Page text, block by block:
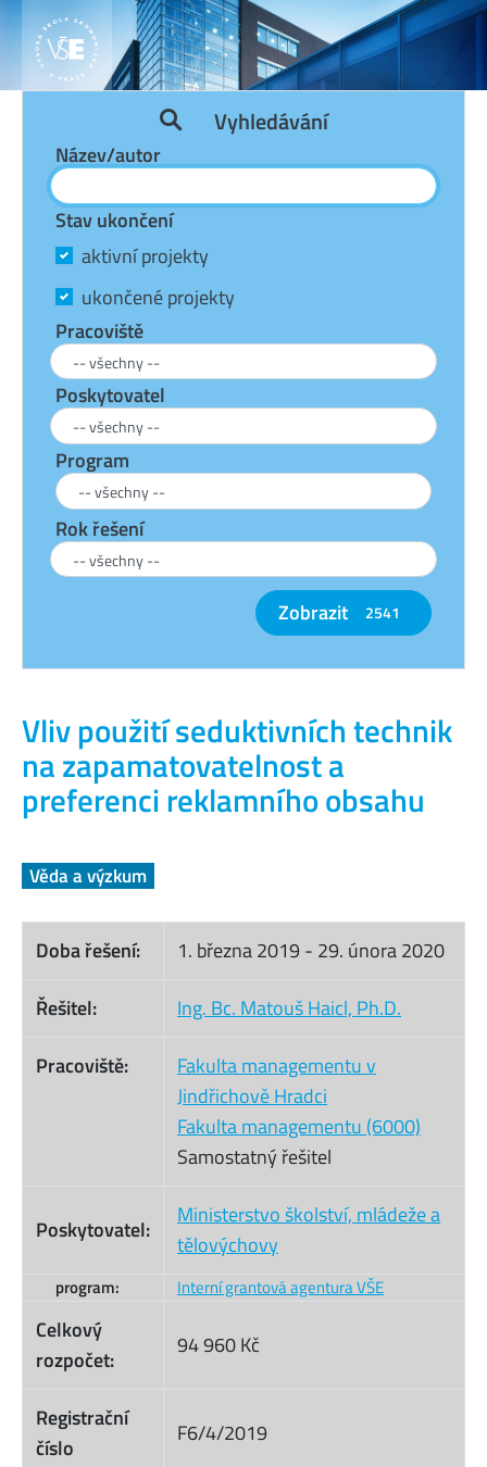
Vliv použití seduktivních technik
na zapamatovatelnost a
preferenci reklamního obsahu
Věda a výzkum
Doba řešení: 1. března 2019- 29. února 2020
Řešitel:
Ing. Bc. Matouš Haicl, Ph.D.
Pracoviště:
Fakulta managementu v
Jindřichově Hradci
Fakulta managementu (6000)
Samostatný řešitel
Poskytovatel:
Ministerstvo školství, mládeže a
tělovýchovy
program: Interní grantová agentura VŠE
Celkový
rozpočet:
94 960 Kč
Registrační
číslo
F6/4/2019
Vyhledávání
Název/autor
Stav ukončení
aktivní projekty
ukončené projekty
Pracoviště
Poskytovatel
Program
Rok řešení
Zobrazit 2541